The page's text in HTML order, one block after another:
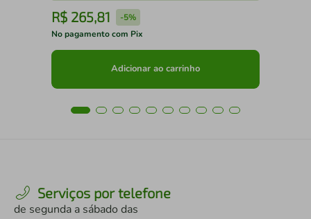
R$ 265,81 -5%
No pagamento com Pix
Adicionar ao carrinho
Serviços por telefone
de segunda a sábado das